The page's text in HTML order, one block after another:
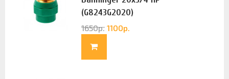
(G8243G2020)
1650р. 1100р.